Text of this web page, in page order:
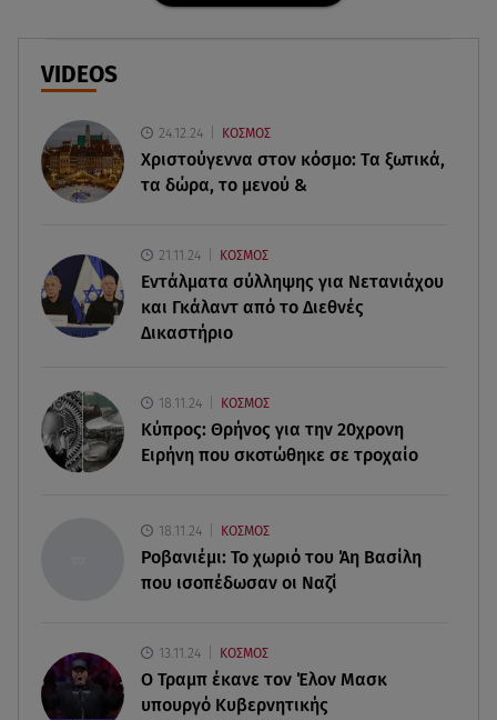
Ισραήλ - Κύπρος - Κρήτη: Το μεγαλύτερο
υποθαλάσσιο καλώδιο στον κόσμο
06.08.26 , 21:07
Motor Oil: Δωρεά πυροσβεστικών οχημάτων και
εξοπλισμού στον Άγιο Βασίλειο
06.08.26 , 20:49
06.08.26 , 20:25
Πώς επικοινωνούν τα ελικόπτερα στη φωτιά και
ο ρόλος του «συνδέσμου»
06.08.26 , 20:16
Αθηνά Οικονομάκου από την Μπόρα Μπόρα:
«Έσκασε όλη η κούραση του χειμώνα»
Σαμοθράκη: Συγκλονιστική διάσωση 15χρονης
από δύσβατο φαράγγι
VIDEOS
24.12.24 ΚΟΣΜΟΣ
Χριστούγεννα στον κόσμο: Tα ξωτικά,
τα δώρα, το μενού &
21.11.24 ΚΟΣΜΟΣ
Εντάλματα σύλληψης για Νετανιάχου
και Γκάλαντ από το Διεθνές
Δικαστήριο
18.11.24 ΚΟΣΜΟΣ
Κύπρος: Θρήνος για την 20χρονη
Ειρήνη που σκοτώθηκε σε τροχαίο
18.11.24 ΚΟΣΜΟΣ
Ροβανιέμι: Το χωριό του Άη Βασίλη
που ισοπέδωσαν οι Ναζί
13.11.24 ΚΟΣΜΟΣ
O Τραμπ έκανε τον Έλον Μασκ
υπουργό Κυβερνητικής